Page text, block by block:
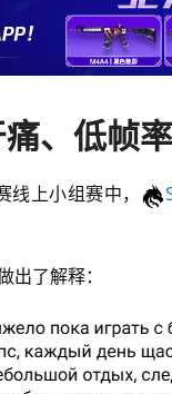
、低帧
上小组赛中，
出了解释：